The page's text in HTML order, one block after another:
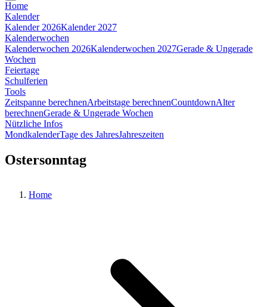
Home
Kalender
Kalender 2026Kalender 2027
Kalenderwochen
Kalenderwochen 2026Kalenderwochen 2027Gerade & Ungerade
Wochen
Feiertage
Schulferien
Tools
Zeitspanne berechnenArbeitstage berechnenCountdownAlter
berechnenGerade & Ungerade Wochen
Nützliche Infos
MondkalenderTage des JahresJahreszeiten
Ostersonntag
Home